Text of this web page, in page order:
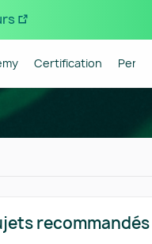
Certification
recommandés